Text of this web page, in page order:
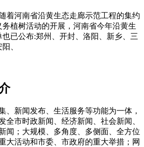
着河南省沿黄生态走廊示范工程的集约
植树活动的开展，河南省今年沿黄生
也已公布:郑州、开封、洛阳、新乡、三
、
、新闻发布、生活服务等功能为一体，
全市时政新闻、经济新闻、社会新闻、
闻；大规模、多角度、多侧面、全方位
大活动和市委、市政府的重大举措；网